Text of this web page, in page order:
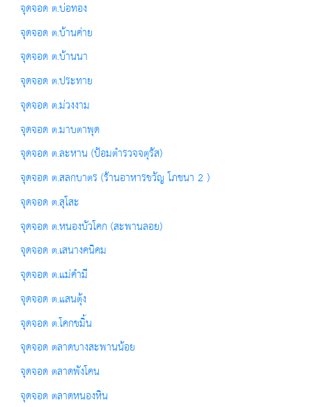
จุดจอด ต.บ่อทอง
จุดจอด ต.บ้านค่าย
จุดจอด ต.บ้านนา
จุดจอด ต.ประทาย
จุดจอด ต.ม่วงงาม
จุดจอด ต.มาบตาพุด
จุดจอด ต.ละหาน (ป้อมตำรวจจตุรัส)
จุดจอด ต.สลกบาตร (ร้านอาหารขวัญ โภชนา 2 )
จุดจอด ต.สุโสะ
จุดจอด ต.หนองบัวโคก (สะพานลอย)
จุดจอด ต.เสนางคนิคม
จุดจอด ต.แม่คำมี
จุดจอด ต.แสนตุ้ง
จุดจอด ต.โคกขมิ้น
จุดจอด ตลาดบางสะพานน้อย
จุดจอด ตลาดพังโคน
จุดจอด ตลาดหนองหิน